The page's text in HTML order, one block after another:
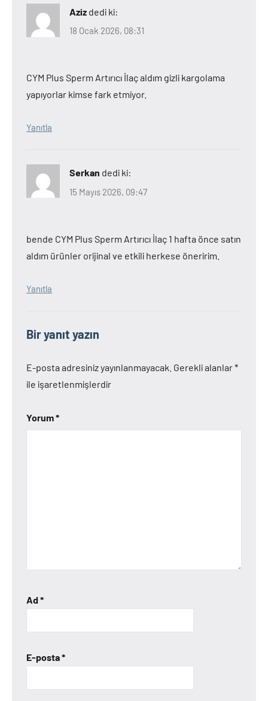
Aziz dedi ki:
18 Ocak 2026, 08:31
CYM Plus Sperm Artırıcı İlaç aldım gizli kargolama
yapıyorlar kimse fark etmiyor.
Yanıtla
Serkan dedi ki:
15 Mayıs 2026, 09:47
bende CYM Plus Sperm Artırıcı İlaç 1 hafta önce satın
aldım ürünler orijinal ve etkili herkese öneririm.
Yanıtla
Bir yanıt yazın
E-posta adresiniz yayınlanmayacak. Gerekli alanlar*
ile işaretlenmişlerdir
Yorum*
Ad*
E-posta*